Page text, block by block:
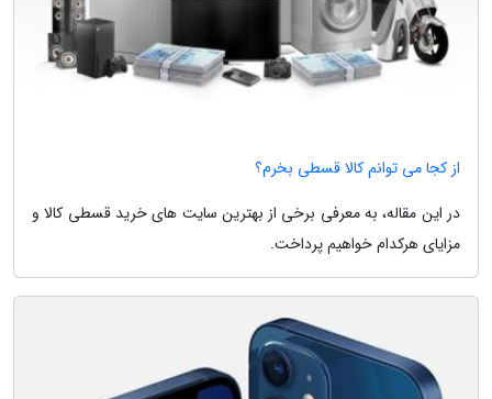
از کجا می توانم کالا قسطی بخرم؟
در این مقاله، به معرفی برخی از بهترین سایت های خرید قسطی کالا و
مزایای هرکدام خواهیم پرداخت.